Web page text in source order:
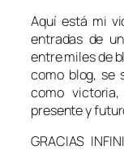
Aquí está mi
entradas de
entre miles de
como blog, se
como
presente y
GRACIAS